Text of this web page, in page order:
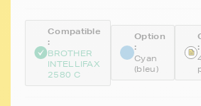
Compatible
:
BROTHER
INTELLIFAX
2580 C
Option
:
Cyan
(bleu)
: